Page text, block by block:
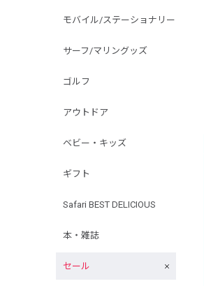
モバイル/ステーショナリー
サーフ/マリングッズ
ゴルフ
アウトドア
ベビー・キッズ
ギフト
Safari BEST DELICIOUS
本・雑誌
セール